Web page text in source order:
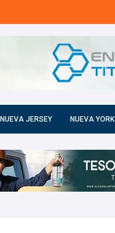
NUEVA JERSEY NUEVA YORK